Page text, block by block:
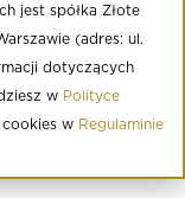
jest spółka Złote
(adres: ul.
dotyczących
w Polityce
w Regulaminie